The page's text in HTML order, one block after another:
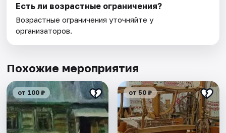
Есть ли возрастные ограничения?
Возрастные ограничения уточняйте у
организаторов.
Похожие мероприятия
от 100 ₽ от 50 ₽